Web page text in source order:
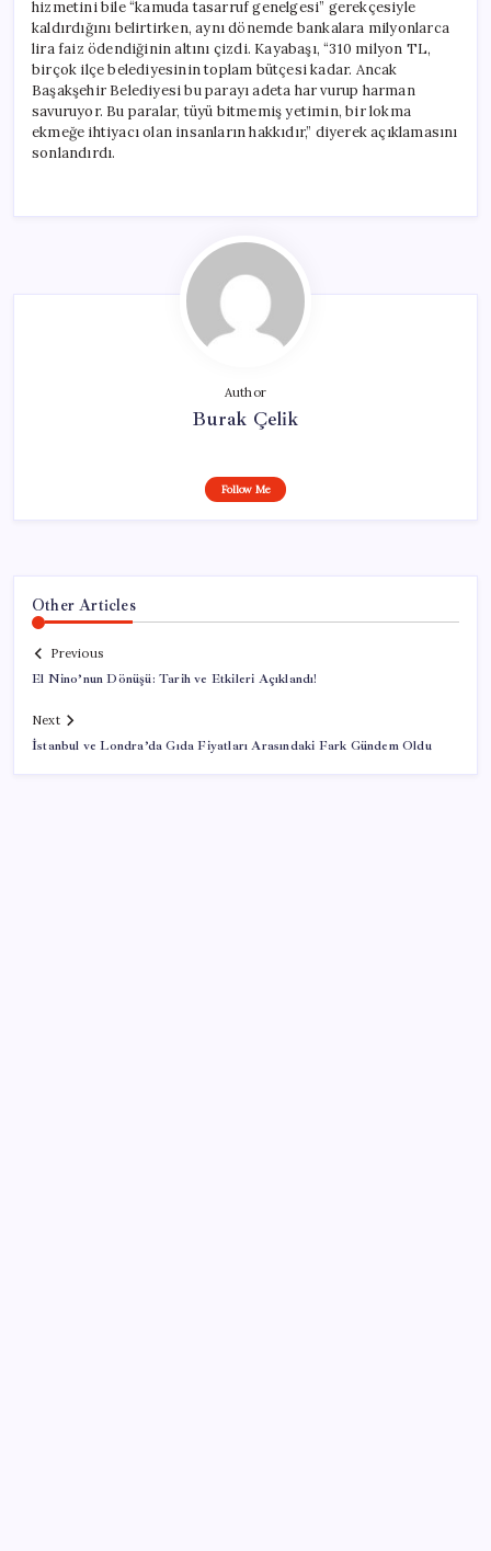
hizmetini bile “kamuda tasarruf genelgesi” gerekçesiyle
kaldırdığını belirtirken, aynı dönemde bankalara milyonlarca
lira faiz ödendiğinin altını çizdi. Kayabaşı, “310 milyon TL,
birçok ilçe belediyesinin toplam bütçesi kadar. Ancak
Başakşehir Belediyesi bu parayı adeta har vurup harman
savuruyor. Bu paralar, tüyü bitmemiş yetimin, bir lokma
ekmeğe ihtiyacı olan insanların hakkıdır,” diyerek açıklamasını
sonlandırdı.
Author
Burak Çelik
Follow Me
Other Articles
Previous
El Nino’nun Dönüşü: Tarih ve Etkileri Açıklandı!
Next
İstanbul ve Londra’da Gıda Fiyatları Arasındaki Fark Gündem Oldu